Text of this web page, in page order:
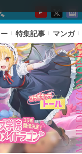
特集記事 マンガ